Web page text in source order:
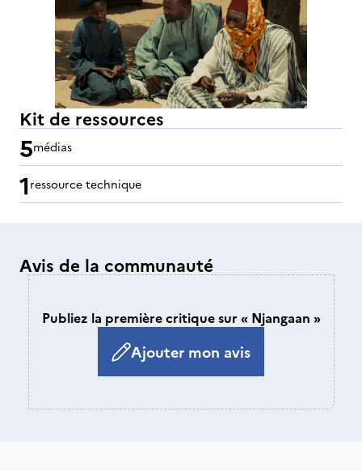
Kit de ressources
5médias
1ressource technique
Avis de la communauté
Publiez la première critique sur « Njangaan »
Ajouter mon avis